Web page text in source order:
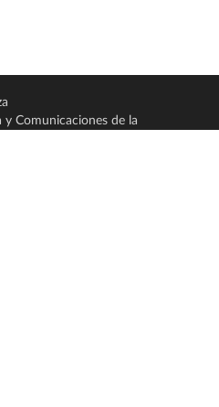
Comunicaciones de la